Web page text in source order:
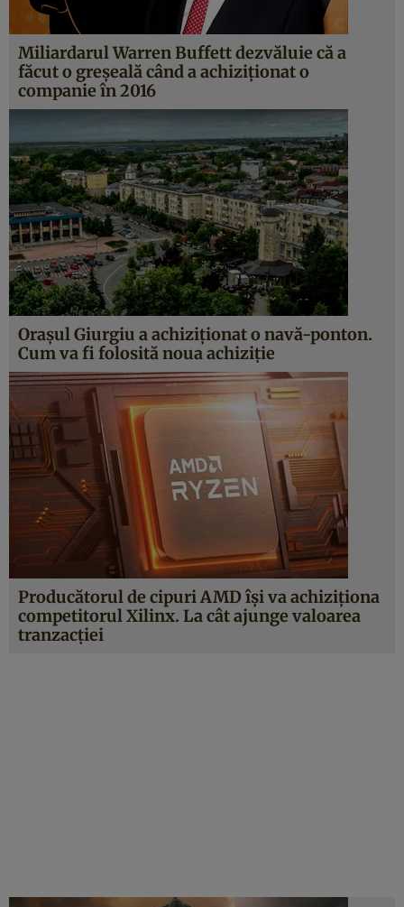
Miliardarul Warren Buffett dezvăluie că a
făcut o greșeală când a achiziționat o
companie în 2016
Orașul Giurgiu a achiziționat o navă-ponton.
Cum va fi folosită noua achiziție
Producătorul de cipuri AMD își va achiziționa
competitorul Xilinx. La cât ajunge valoarea
tranzacției